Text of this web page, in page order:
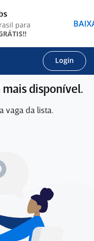
Login
mais disponível.
vaga da lista.
para